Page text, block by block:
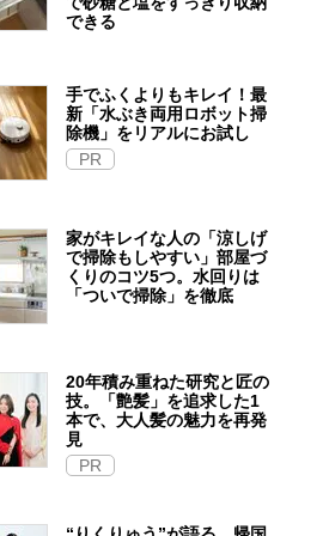
できる
手でふくよりもキレイ！最
新「水ぶき両用ロボット掃
除機」をリアルにお試し
PR
家がキレイな人の「涼しげ
で掃除もしやすい」部屋づ
くりのコツ5つ。水回りは
「ついで掃除」を徹底
20年積み重ねた研究と匠の
技。「艶髪」を追求した1
本で、大人髪の魅力を再発
見
PR